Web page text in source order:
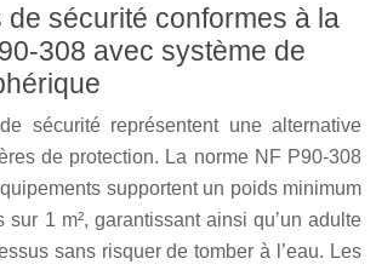
de sécurité conformes à la
308 avec système de
sécurité représentent une alternative
de protection. La norme NF P90-308
supportent un poids minimum
sur 1 m², garantissant ainsi qu’un adulte
sans risquer de tomber à l’eau. Les